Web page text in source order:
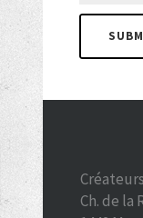
Ch. de la